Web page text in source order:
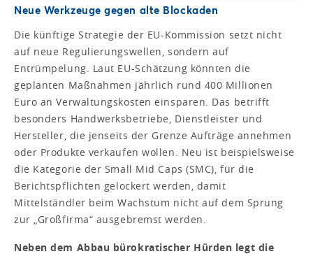
Neue Werkzeuge gegen alte Blockaden
Die künftige Strategie der EU-Kommission setzt nicht
auf neue Regulierungswellen, sondern auf
Entrümpelung. Laut EU-Schätzung könnten die
geplanten Maßnahmen jährlich rund 400 Millionen
Euro an Verwaltungskosten einsparen. Das betrifft
besonders Handwerksbetriebe, Dienstleister und
Hersteller, die jenseits der Grenze Aufträge annehmen
oder Produkte verkaufen wollen. Neu ist beispielsweise
die Kategorie der Small Mid Caps (SMC), für die
Berichtspflichten gelockert werden, damit
Mittelständler beim Wachstum nicht auf dem Sprung
zur „Großfirma“ ausgebremst werden.
Neben dem Abbau bürokratischer Hürden legt die